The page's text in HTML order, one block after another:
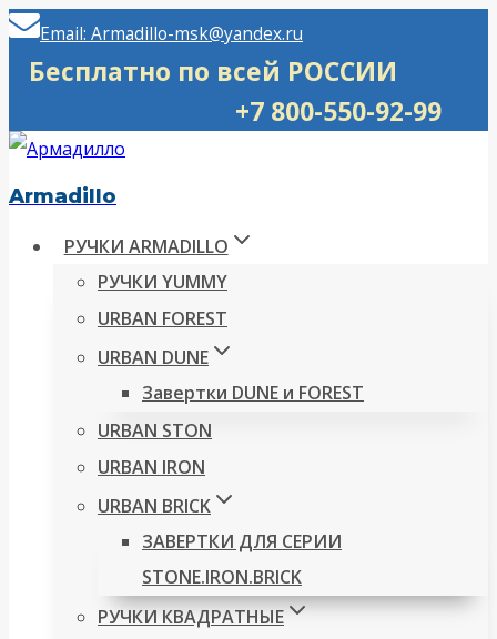
Перейти
Email: Armadillo-msk@yandex.ru
Бесплатно по всей РОССИИ
+7 800-550-92-99
Armadillo
РУЧКИ ARMADILLO
РУЧКИ YUMMY
URBAN FOREST
URBAN DUNE
Завертки DUNE и FOREST
URBAN STON
URBAN IRON
URBAN BRICK
ЗАВЕРТКИ ДЛЯ СЕРИИ
STONE.IRON.BRICK
РУЧКИ КВАДРАТНЫЕ